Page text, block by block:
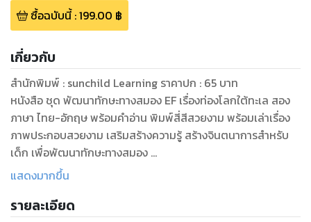
ซื้อฉบับนี้:199.00 ฿
เกี่ยวกับ
สำนักพิมพ์ : sunchild Learning ราคาปก : 65 บาท
หนังสือ ชุด พัฒนาทักษะทางสมอง EF เรื่องท่องโลกใต้ทะเล สอง
ภาษา ไทย-อักฤษ พร้อมคำอ่าน พิมพ์สี่สีสวยงาม พร้อมเล่าเรื่อง
ภาพประกอบสวยงาม เสริมสร้างความรู้ สร้างจินตนาการสำหรับ
เด็ก เพื่อพัฒนาทักษะทางสมอง
แสดงมากขึ้น
รายละเอียด